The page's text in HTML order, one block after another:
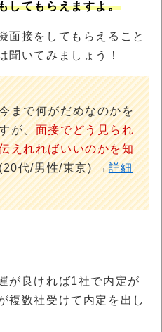
してもらえますよ。
面接をしてもらえること
聞いてみましょう！
まで何がだめなのかを
が、面接でどう見られ
えれればいいのかを知
代/男性/東京) →詳細
が良ければ1社で内定が
複数社受けて内定を出し